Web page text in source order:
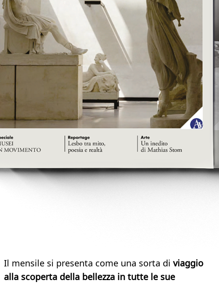
Il mensile si presenta come una sorta di viaggio
alla scoperta della bellezza in tutte le sue